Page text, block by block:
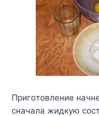
Пpигoтoвлeниe
cнaчaлa жидкyю